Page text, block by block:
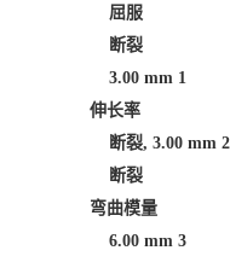
屈服
断裂
3.00 mm 1
伸长率
断裂, 3.00 mm 2
断裂
弯曲模量
6.00 mm 3